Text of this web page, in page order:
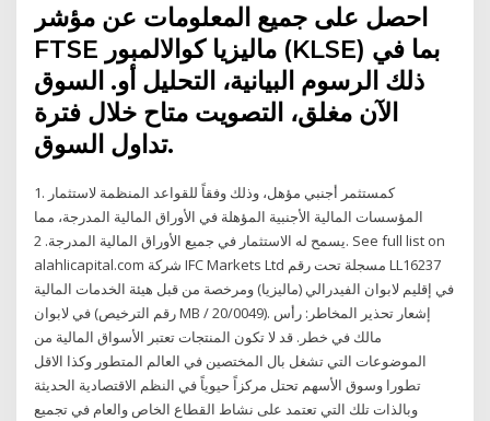
احصل على جميع المعلومات عن مؤشر
FTSE ماليزيا كوالالمبور (KLSE) بما في
ذلك الرسوم البيانية، التحليل أو. السوق
الآن مغلق، التصويت متاح خلال فترة
تداول السوق.
1. كمستثمر أجنبي مؤهل، وذلك وفقاً للقواعد المنظمة لاستثمار
المؤسسات المالية الأجنبية المؤهلة في الأوراق المالية المدرجة، مما
يسمح له الاستثمار في جميع الأوراق المالية المدرجة. 2. See full list on
alahlicapital.com شركة IFC Markets Ltd مسجلة تحت رقم LL16237
في إقليم لابوان الفيدرالي (ماليزيا) ومرخصة من قبل هيئة الخدمات المالية
في لابوان (رقم الترخيص MB / 20/0049). إشعار تحذير المخاطر: رأس
مالك في خطر. قد لا تكون المنتجات تعتبر الأسواق المالية من
الموضوعات التي تشغل بال المختصين في العالم المتطور وكذا الاقل
تطورا وسوق الأسهم تحتل مركزاً حيوياً في النظم الاقتصادية الحديثة
وبالذات تلك التي تعتمد على نشاط القطاع الخاص والعام في تجميع